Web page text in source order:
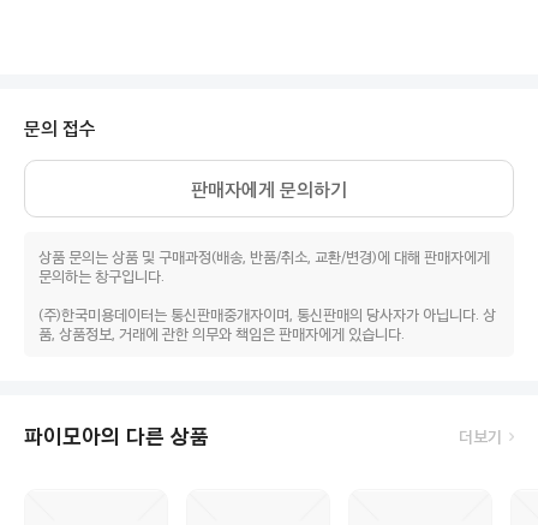
문의 접수
판매자에게 문의하기
상품 문의는 상품 및 구매과정(배송, 반품/취소, 교환/변경)에 대해 판매자에게
문의하는 창구입니다.
(주)한국미용데이터는 통신판매중개자이며, 통신판매의 당사자가 아닙니다. 상
품, 상품정보, 거래에 관한 의무와 책임은 판매자에게 있습니다.
파이모아의 다른 상품 더보기